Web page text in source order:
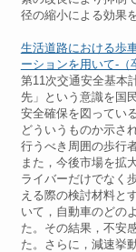
径の縮小による効果
生活道路における歩
ーションを用いて-（
第11次交通安全基本
先」という意識を国
安全確保を図ってい
どういうものか示さ
行うべき周囲の歩行
また，今後市場を拡
ライバーだけでなく
える際の検討材料と
いて，自動車のどの
た。その結果，不安
た。さらに，減速挙